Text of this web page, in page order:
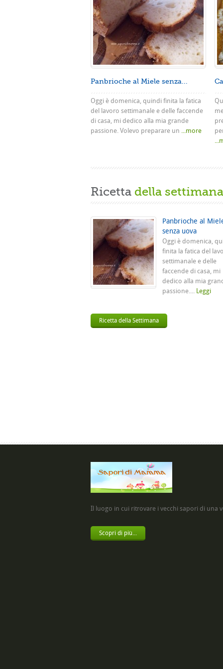
Panbrioche al Miele senza...
Oggi è domenica, quindi finita la fatica
del lavoro settimanale e delle faccende
di casa, mi dedico alla mia grande
passione. Volevo preparare un ...more
Ricetta della settimana
Panbrioche al
senza uova
Oggi è domenica,
finita la fatica del
settimanale e delle
faccende di casa, mi
dedico alla mia
passione.... Leggi
Ricetta della Settimana
Il luogo in cui ritrovare i vecchi sapori di una
Scopri di più...